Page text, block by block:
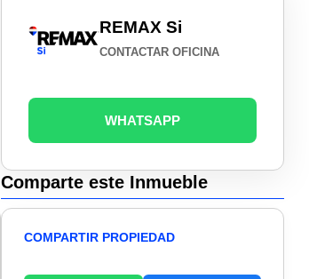
REMAX Si
CONTACTAR OFICINA
WHATSAPP
Comparte este Inmueble
COMPARTIR PROPIEDAD